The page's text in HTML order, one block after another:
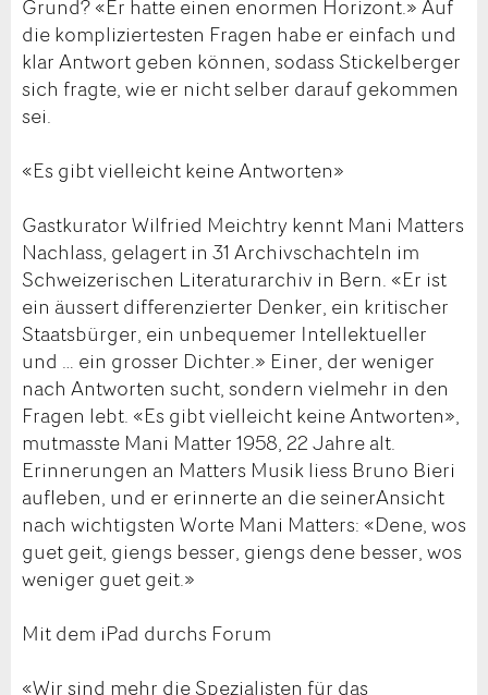
Grund? «Er hatte einen enormen Horizont.» Auf
die kompliziertesten Fragen habe er einfach und
klar Antwort geben können, sodass Stickelberger
sich fragte, wie er nicht selber darauf gekommen
sei.
«Es gibt vielleicht keine Antworten»
Gastkurator Wilfried Meichtry kennt Mani Matters
Nachlass, gelagert in 31 Archivschachteln im
Schweizerischen Literaturarchiv in Bern. «Er ist
ein äussert differenzierter Denker, ein kritischer
Staatsbürger, ein unbequemer Intellektueller
und … ein grosser Dichter.» Einer, der weniger
nach Antworten sucht, sondern vielmehr in den
Fragen lebt. «Es gibt vielleicht keine Antworten»,
mutmasste Mani Matter 1958, 22 Jahre alt.
Erinnerungen an Matters Musik liess Bruno Bieri
aufleben, und er erinnerte an die seinerAnsicht
nach wichtigsten Worte Mani Matters: «Dene, wos
guet geit, giengs besser, giengs dene besser, wos
weniger guet geit.»
Mit dem iPad durchs Forum
«Wir sind mehr die Spezialisten für das